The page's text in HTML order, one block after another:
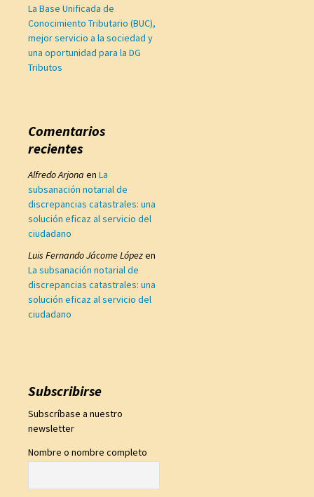
La Base Unificada de
Conocimiento Tributario (BUC),
mejor servicio a la sociedad y
una oportunidad para la DG
Tributos
Comentarios
recientes
Alfredo Arjona en La
subsanación notarial de
discrepancias catastrales: una
solución eficaz al servicio del
ciudadano
Luis Fernando Jácome Lópezen
La subsanación notarial de
discrepancias catastrales: una
solución eficaz al servicio del
ciudadano
Subscribirse
Subscríbase a nuestro
newsletter
Nombre o nombre completo